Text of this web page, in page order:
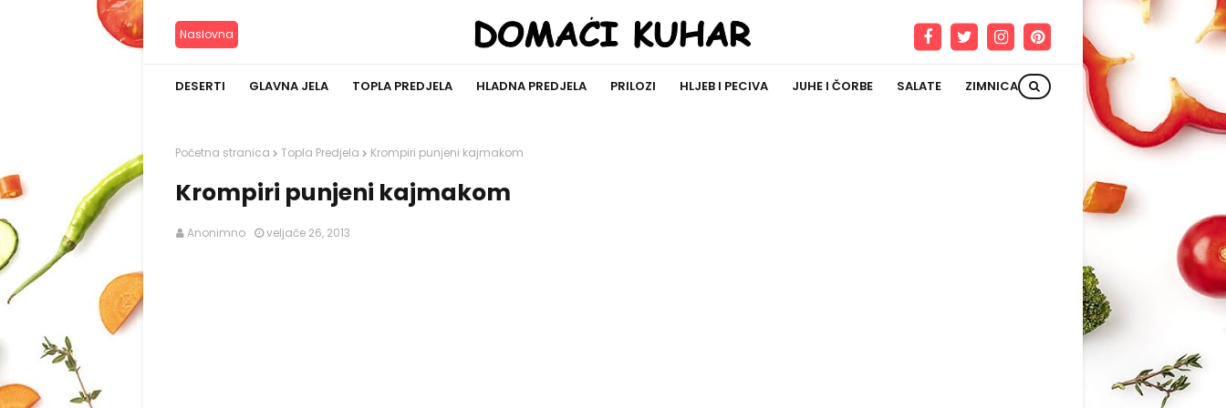
Naslovna
DESERTI GLAVNA JELA TOPLA PREDJELA HLADNA PREDJELA PRILOZI HLJEB I PECIVA JUHE I ČORBE SALATE ZIMNICA
Početna stranica Topla Predjela Krompiri punjeni kajmakom
Krompiri punjeni kajmakom
Anonimno veljače 26, 2013